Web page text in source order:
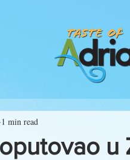
u
1 min read